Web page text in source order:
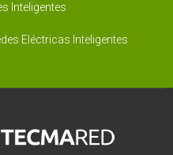
Inteligentes
Eléctricas Inteligentes